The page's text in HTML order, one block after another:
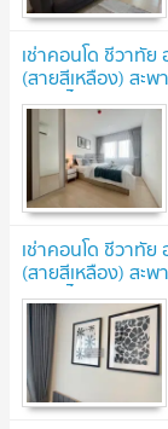
เช่าคอนโด ชีวาทั
(สายสีเหลือง) สะ
✅ ทักไลน์
เช่าคอนโด ชีวาทั
(สายสีเหลือง) สะ
✅ ทักไลน์
✅ UPDATE !